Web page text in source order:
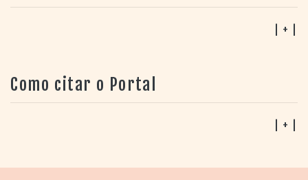
| + |
Como citar o Portal
| + |